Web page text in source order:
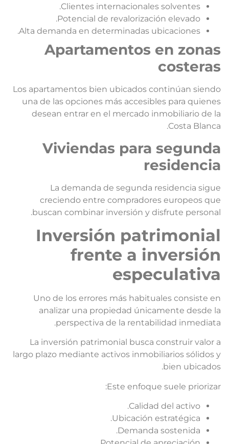
Clientes internacionales solventes.
Potencial de revalorización elevado.
Alta demanda en determinadas ubicaciones.
Apartamentos en
Los apartamentos bien ubicados continúan
una de las opciones más accesibles para
desean entrar en el mercado inmobiliario de
Costa
Viviendas para
La demanda de segunda residencia
creciendo entre compradores europeos
buscan combinar inversión y disfrute
Inversión
frente a
Uno de los errores más habituales consiste
analizar una propiedad únicamente desde
perspectiva de la rentabilidad
La inversión patrimonial busca construir valor
largo plazo mediante activos inmobiliarios sólidos
bien
Este enfoque suele
Calidad del activo.
Ubicación estratégica.
Demanda sostenida.